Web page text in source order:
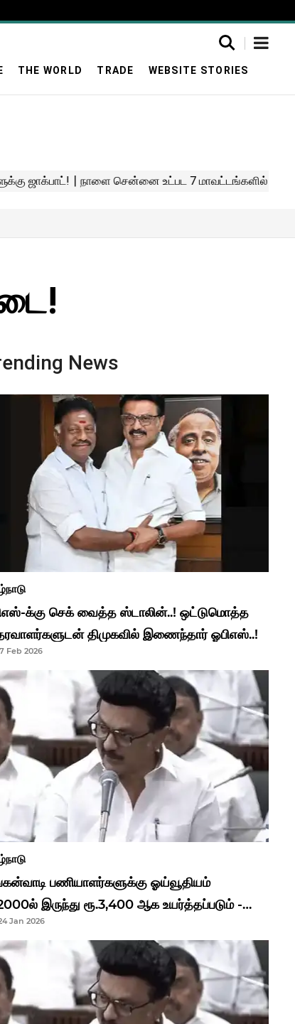
THE WORLD TRADE WEBSITE STORIES
News
க்கு செக் வைத்த ஸ்டாலின்..! ஒட்டுமொத்த
திமுகவில் இணைந்தார் ஓபிஎஸ்..!
Feb 2026
பணியாளர்களுக்கு ஓய்வூதியம்
இருந்து ரூ.3,400 ஆக உயர்த்தப்படும் -
மு.க.ஸ்டாலின்..!
Jan 2026